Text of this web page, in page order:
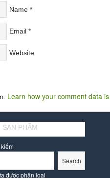
Name *
Email *
Website
Learn how your comment data
SAN PHẨM
Search
được phân loại